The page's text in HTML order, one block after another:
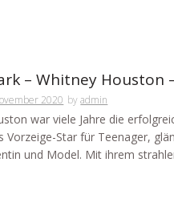
– Whitney Houston
2020 byadmin
war viele Jahre die
Vorzeige-Star für Teenager,
und Model. Mit ihrem